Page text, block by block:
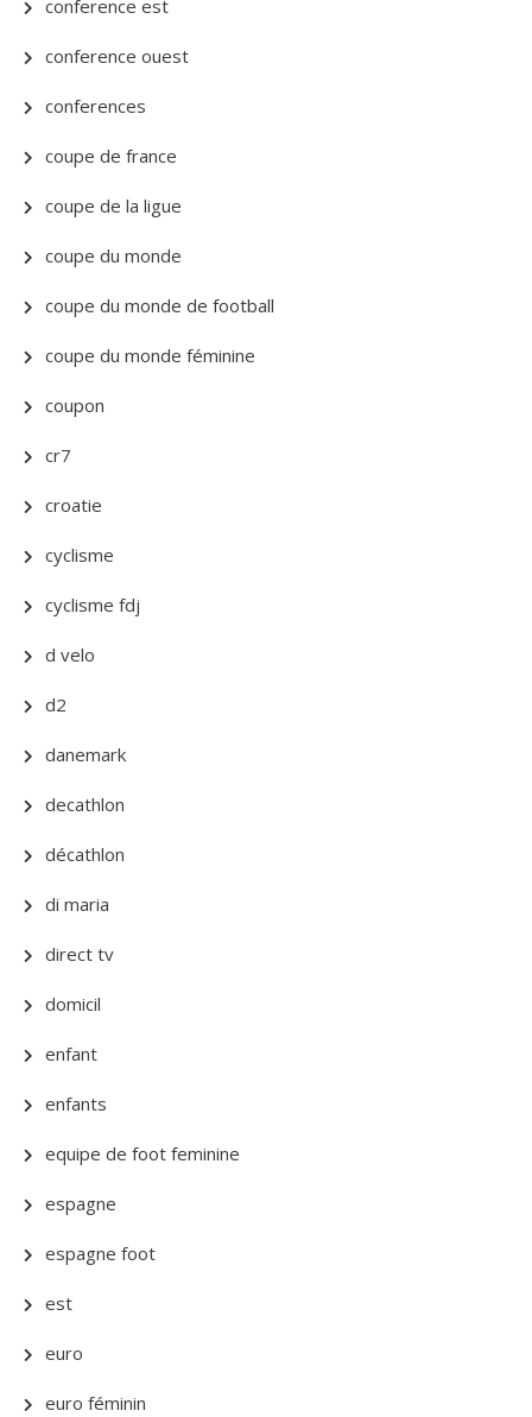
conference est
conference ouest
conferences
coupe de france
coupe de la ligue
coupe du monde
coupe du monde de football
coupe du monde féminine
coupon
cr7
croatie
cyclisme
cyclisme fdj
d velo
d2
danemark
decathlon
décathlon
di maria
direct tv
domicil
enfant
enfants
equipe de foot feminine
espagne
espagne foot
est
euro
euro féminin